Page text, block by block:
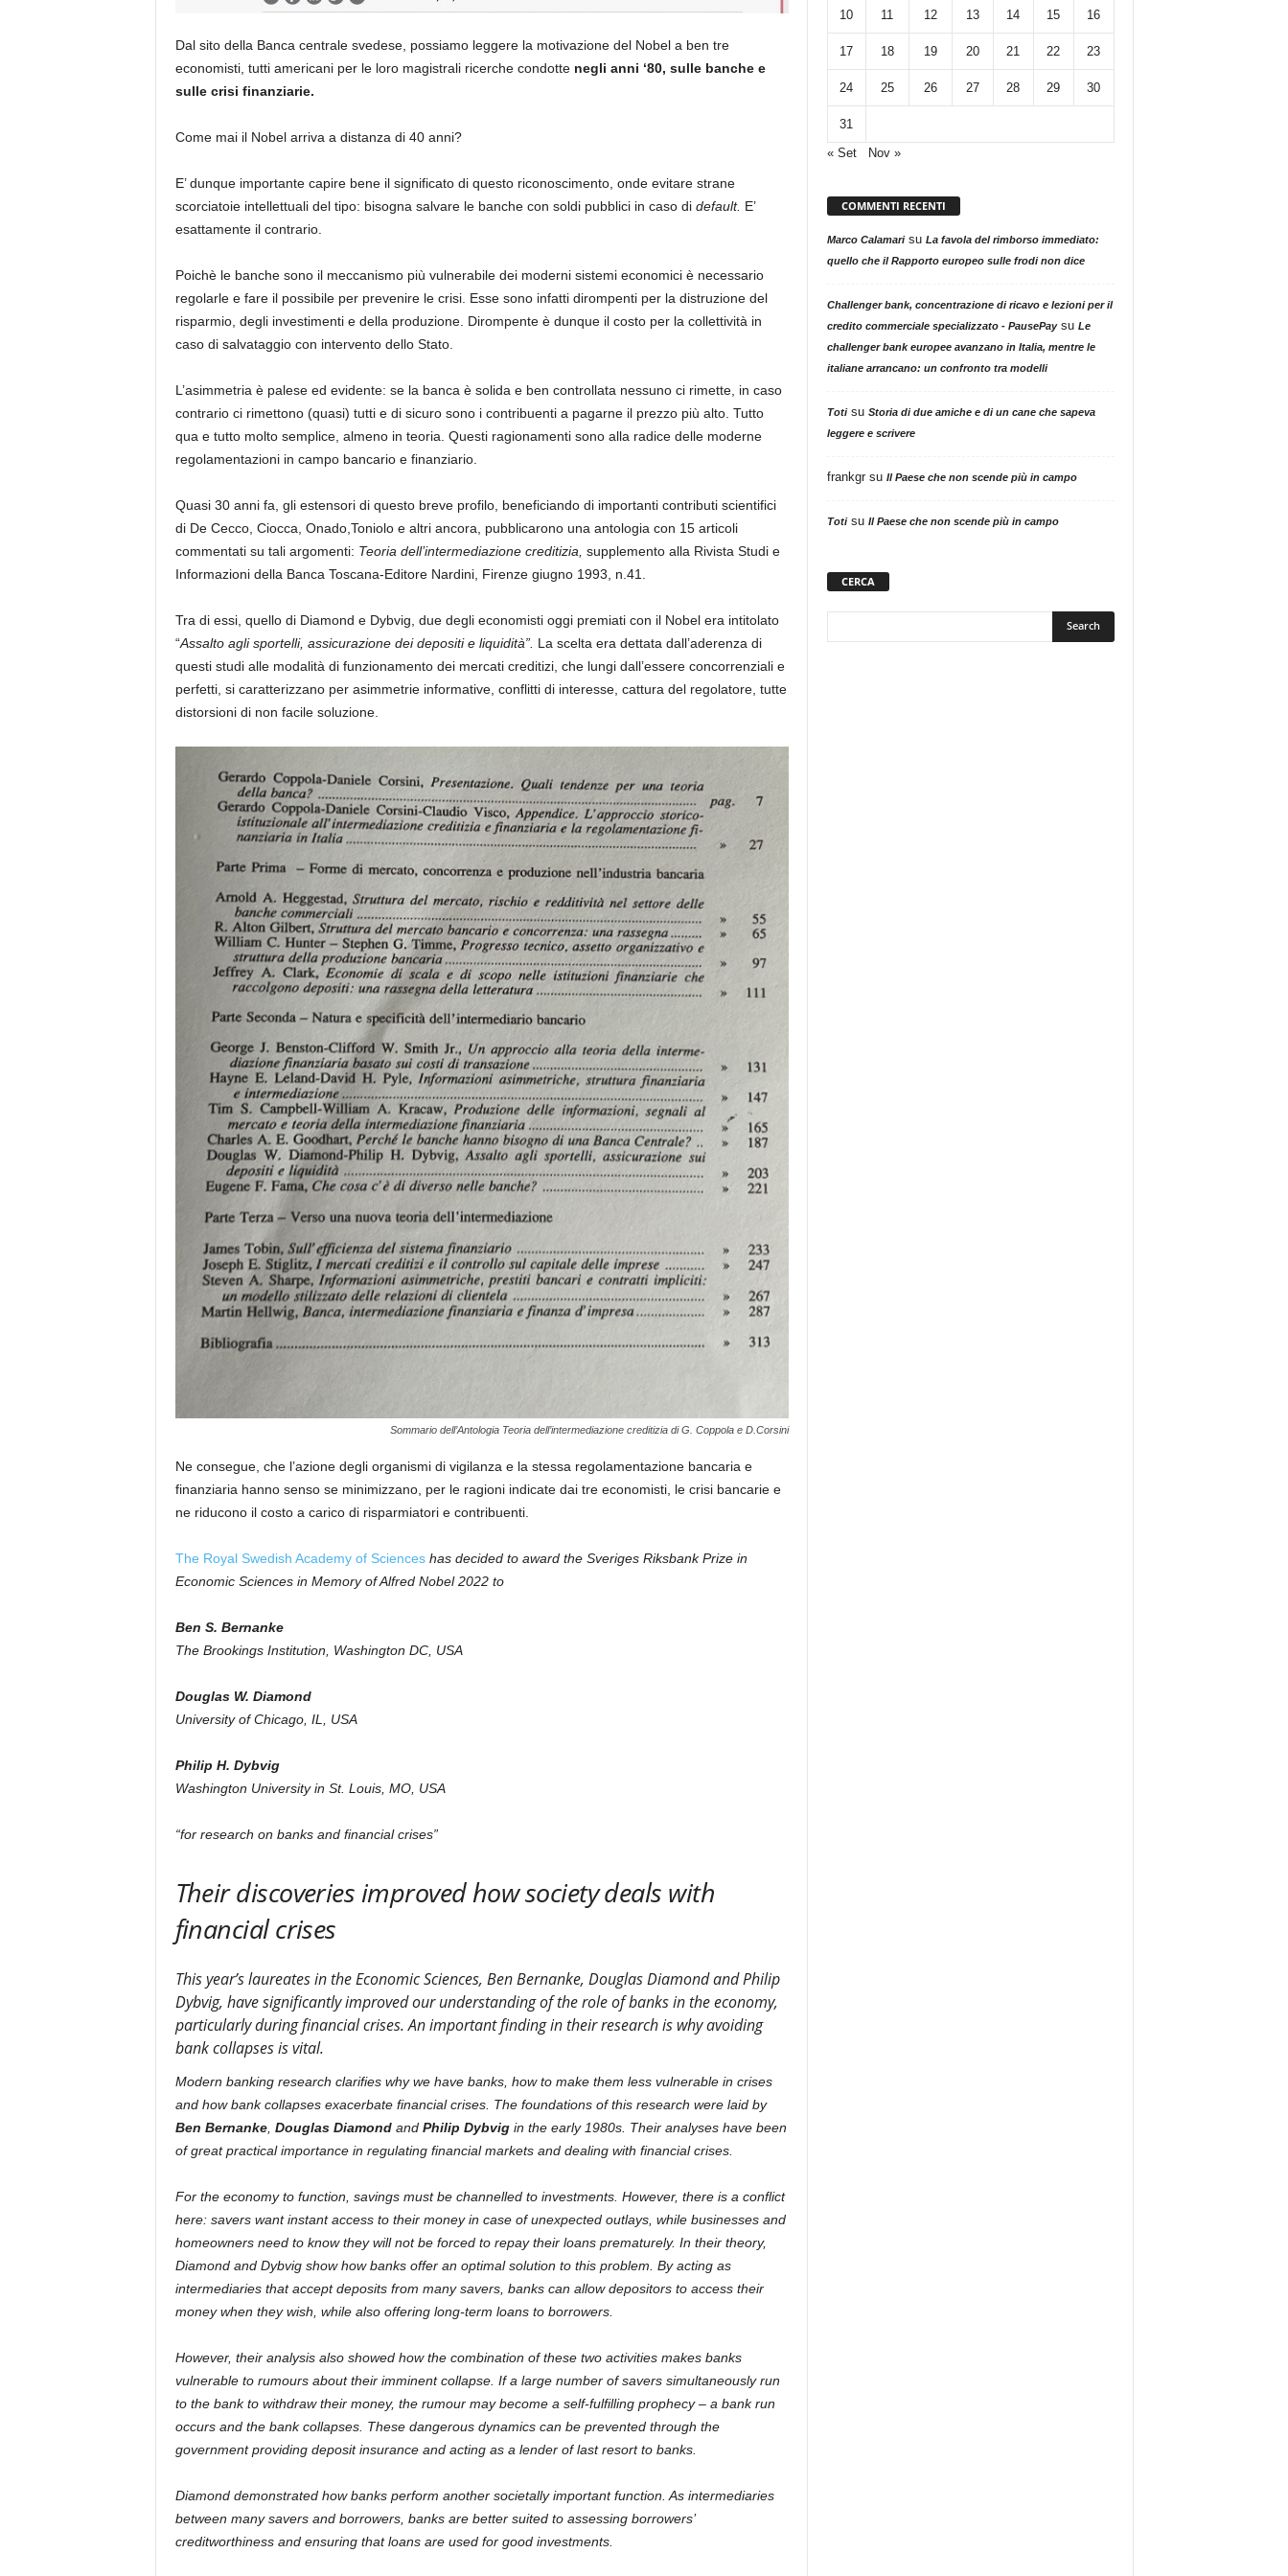
Dal sito della Banca centrale svedese, possiamo leggere la motivazione del Nobel a ben tre
economisti, tutti americani per le loro magistrali ricerche condotte negli anni ‘80, sulle banche e
sulle crisi finanziarie.
Come mai il Nobel arriva a distanza di 40 anni?
E’ dunque importante capire bene il significato di questo riconoscimento, onde evitare strane
scorciatoie intellettuali del tipo: bisogna salvare le banche con soldi pubblici in caso di default. E’
esattamente il contrario.
Poichè le banche sono il meccanismo più vulnerabile dei moderni sistemi economici è necessario
regolarle e fare il possibile per prevenire le crisi. Esse sono infatti dirompenti per la distruzione del
risparmio, degli investimenti e della produzione. Dirompente è dunque il costo per la collettività in
caso di salvataggio con intervento dello Stato.
L’asimmetria è palese ed evidente: se la banca è solida e ben controllata nessuno ci rimette, in caso
contrario ci rimettono (quasi) tutti e di sicuro sono i contribuenti a pagarne il prezzo più alto. Tutto
qua e tutto molto semplice, almeno in teoria. Questi ragionamenti sono alla radice delle moderne
regolamentazioni in campo bancario e finanziario.
Quasi 30 anni fa, gli estensori di questo breve profilo, beneficiando di importanti contributi scientifici
di De Cecco, Ciocca, Onado,Toniolo e altri ancora, pubblicarono una antologia con 15 articoli
commentati su tali argomenti: Teoria dell’intermediazione creditizia, supplemento alla Rivista Studi e
Informazioni della Banca Toscana-Editore Nardini, Firenze giugno 1993, n.41.
Tra di essi, quello di Diamond e Dybvig, due degli economisti oggi premiati con il Nobel era intitolato
“Assalto agli sportelli, assicurazione dei depositi e liquidità”. La scelta era dettata dall’aderenza di
questi studi alle modalità di funzionamento dei mercati creditizi, che lungi dall’essere concorrenziali e
perfetti, si caratterizzano per asimmetrie informative, conflitti di interesse, cattura del regolatore, tutte
distorsioni di non facile soluzione.
Sommario dell’Antologia Teoria dell’intermediazione creditizia di G. Coppola e D.Corsini
Ne consegue, che l’azione degli organismi di vigilanza e la stessa regolamentazione bancaria e
finanziaria hanno senso se minimizzano, per le ragioni indicate dai tre economisti, le crisi bancarie e
ne riducono il costo a carico di risparmiatori e contribuenti.
The Royal Swedish Academy of Sciences has decided to award the Sveriges Riksbank Prize in
Economic Sciences in Memory of Alfred Nobel 2022 to
Ben S. Bernanke
The Brookings Institution, Washington DC, USA
Douglas W. Diamond
University of Chicago, IL, USA
Philip H. Dybvig
Washington University in St. Louis, MO, USA
“for research on banks and financial crises”
Their discoveries improved how society deals with
financial crises
This year’s laureates in the Economic Sciences, Ben Bernanke, Douglas Diamond and Philip
Dybvig, have significantly improved our understanding of the role of banks in the economy,
particularly during financial crises. An important finding in their research is why avoiding
bank collapses is vital.
Modern banking research clarifies why we have banks, how to make them less vulnerable in crises
and how bank collapses exacerbate financial crises. The foundations of this research were laid by
Ben Bernanke, Douglas Diamondand Philip Dybvigin the early 1980s. Their analyses have been
of great practical importance in regulating financial markets and dealing with financial crises.
For the economy to function, savings must be channelled to investments. However, there is a conflict
here: savers want instant access to their money in case of unexpected outlays, while businesses and
homeowners need to know they will not be forced to repay their loans prematurely. In their theory,
Diamond and Dybvig show how banks offer an optimal solution to this problem. By acting as
intermediaries that accept deposits from many savers, banks can allow depositors to access their
money when they wish, while also offering long-term loans to borrowers.
However, their analysis also showed how the combination of these two activities makes banks
vulnerable to rumours about their imminent collapse. If a large number of savers simultaneously run
to the bank to withdraw their money, the rumour may become a self-fulfilling prophecy – a bank run
occurs and the bank collapses. These dangerous dynamics can be prevented through the
government providing deposit insurance and acting as a lender of last resort to banks.
Diamond demonstrated how banks perform another societally important function. As intermediaries
between many savers and borrowers, banks are better suited to assessing borrowers’
creditworthiness and ensuring that loans are used for good investments.
10 11 12 13 14 15 16
17 18 19 20 21 22 23
24 25 26 27 28 29 30
31
« Set
Nov »
COMMENTI RECENTI
Marco Calamarisu La favola del rimborso immediato:
quello che il Rapporto europeo sulle frodi non dice
Challenger bank, concentrazione di ricavo e lezioni per il
credito commerciale specializzato - PausePaysu Le
challenger bank europee avanzano in Italia, mentre le
italiane arrancano: un confronto tra modelli
Totisu Storia di due amiche e di un cane che sapeva
leggere e scrivere
frankgrsu Il Paese che non scende più in campo
Totisu Il Paese che non scende più in campo
CERCA